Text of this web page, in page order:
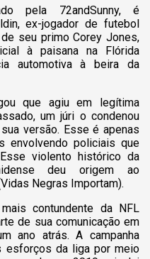
pela 72andSunny, é
ex-jogador de futebol
seu primo Corey Jones,
à paisana na Flórida
automotiva à beira da
que agiu em legítima
um júri o condenou
versão. Esse é apenas
envolvendo policiais que
violento histórico da
deu origem ao
Negras Importam).
contundente da NFL
de sua comunicação em
ano atrás. A campanha
esforços da liga por meio